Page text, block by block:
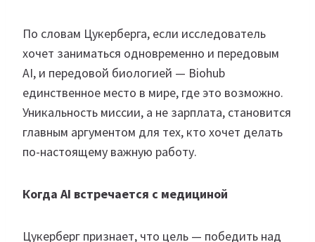
По словам Цукерберга, если исследователь
хочет заниматься одновременно и передовым
AI, и передовой биологией — Biohub
единственное место в мире, где это возможно.
Уникальность миссии, а не зарплата, становится
главным аргументом для тех, кто хочет делать
по-настоящему важную работу.
Когда AI встречается с медициной
Цукерберг признает, что цель — победить над